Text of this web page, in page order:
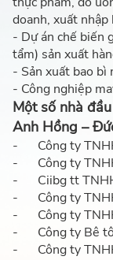
doanh, xuất nhập
- Dự án chế biến
tẩm) sản xuất
- Sản xuất bao bì
- Công nghiệp
Một số nhà
Anh Hồng –
-
Công ty
-
Công ty
-
Ciibg tt
-
Công ty
-
Công ty
-
Công ty Bê
-
Công ty